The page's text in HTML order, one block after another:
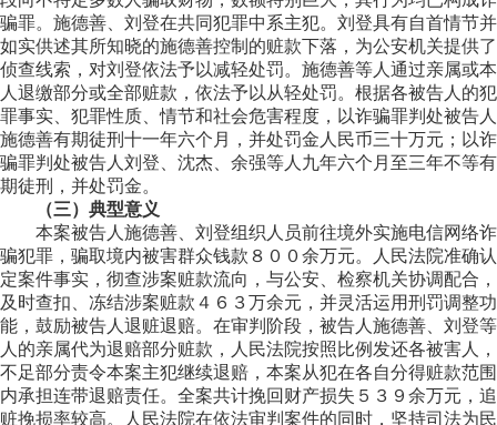
骗罪。施德善、刘登在共同犯罪中系主犯。刘登具有自首情节并
如实供述其所知晓的施德善控制的赃款下落，为公安机关提供了
侦查线索，对刘登依法予以减轻处罚。施德善等人通过亲属或本
人退缴部分或全部赃款，依法予以从轻处罚。根据各被告人的犯
罪事实、犯罪性质、情节和社会危害程度，以诈骗罪判处被告人
施德善有期徒刑十一年六个月，并处罚金人民币三十万元；以诈
骗罪判处被告人刘登、沈杰、余强等人九年六个月至三年不等有
期徒刑，并处罚金。
（三）典型意义
本案被告人施德善、刘登组织人员前往境外实施电信网络诈
骗犯罪，骗取境内被害群众钱款８００余万元。人民法院准确认
定案件事实，彻查涉案赃款流向，与公安、检察机关协调配合，
及时查扣、冻结涉案赃款４６３万余元，并灵活运用刑罚调整功
能，鼓励被告人退赃退赔。在审判阶段，被告人施德善、刘登等
人的亲属代为退赔部分赃款，人民法院按照比例发还各被害人，
不足部分责令本案主犯继续退赔，本案从犯在各自分得赃款范围
内承担连带退赔责任。全案共计挽回财产损失５３９余万元，追
赃挽损率较高。人民法院在依法审判案件的同时，坚持司法为民